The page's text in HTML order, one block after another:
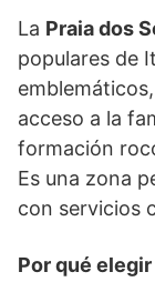
La Praia dos
populares de
acceso a la
formación
Es una zona
con servicios
Por qué